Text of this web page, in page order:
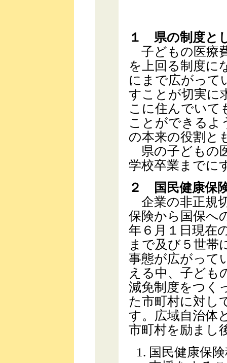
１ 県の制度と
子どもの医療
を上回る制度に
にまで広がって
すことが切実に
こに住んでいて
ことができるよ
の本来の役割と
県の子どもの
学校卒業までに
２ 国民健康保
企業の非正規
保険から国保へ
年６月１日現在
まで及び５世帯
事態が広がって
える中、子ども
減免制度をつく
た市町村に対し
す。広域自治体
市町村を励まし
国民健康保